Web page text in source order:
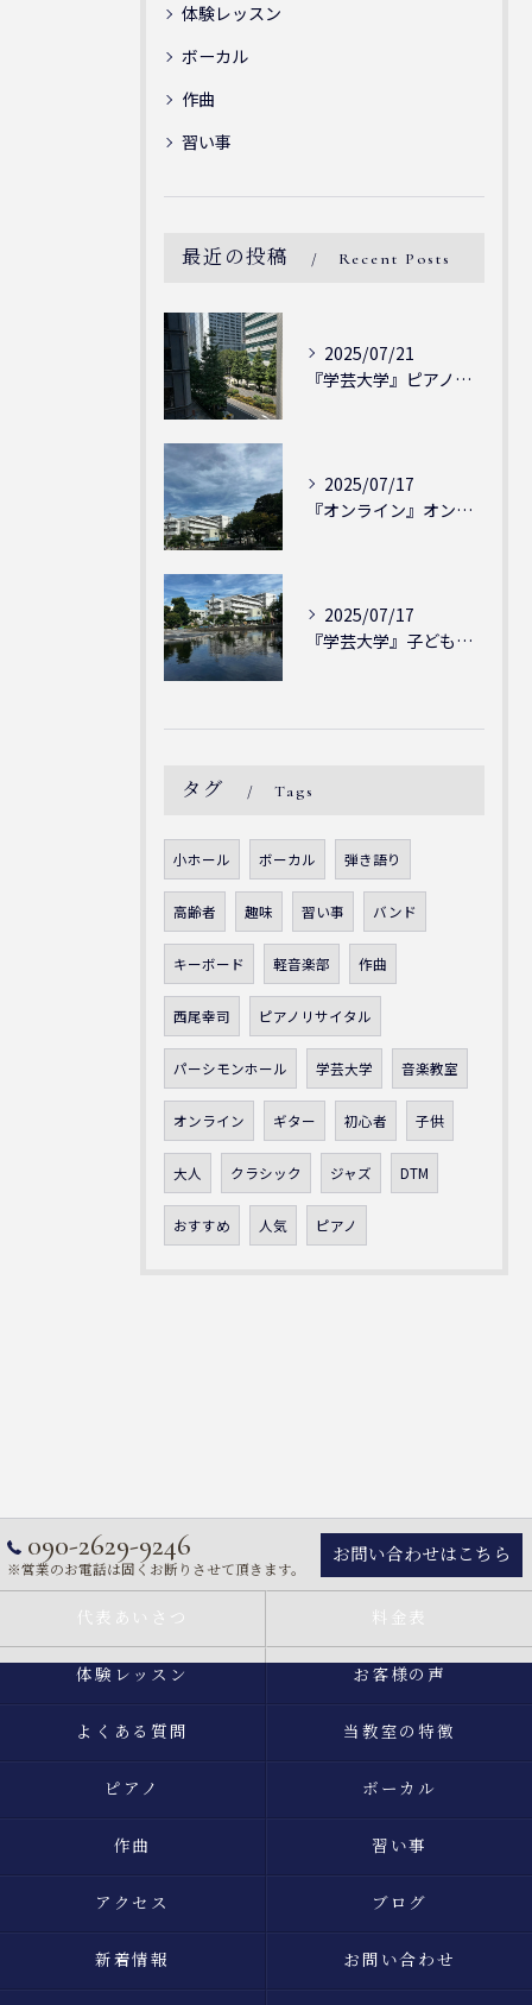
体験レッスン
ボーカル
作曲
習い事
最近の投稿 Recent Posts
2025/07/21
『学芸大学』ピアノを弾ける喜び - シェリー・アーツ音楽教室...
2025/07/17
『オンライン』オンラインの会員様大募集中！シェリー・アーツ音...
2025/07/17
『学芸大学』子どもには子どもの表現が大切！シェリー・アーツ音...
タグ Tags
小ホール ボーカル 弾き語り
高齢者 趣味 習い事 バンド
キーボード 軽音楽部 作曲
西尾幸司 ピアノリサイタル
パーシモンホール 学芸大学 音楽教室
オンライン ギター 初心者 子供
大人 クラシック ジャズ DTM
おすすめ 人気 ピアノ
090-2629-9246
※営業のお電話は固くお断りさせて頂きます。
お問い合わせはこちら
代表あいさつ 料金表
体験レッスン お客様の声
よくある質問 当教室の特徴
ピアノ ボーカル
作曲 習い事
アクセス ブログ
新着情報 お問い合わせ